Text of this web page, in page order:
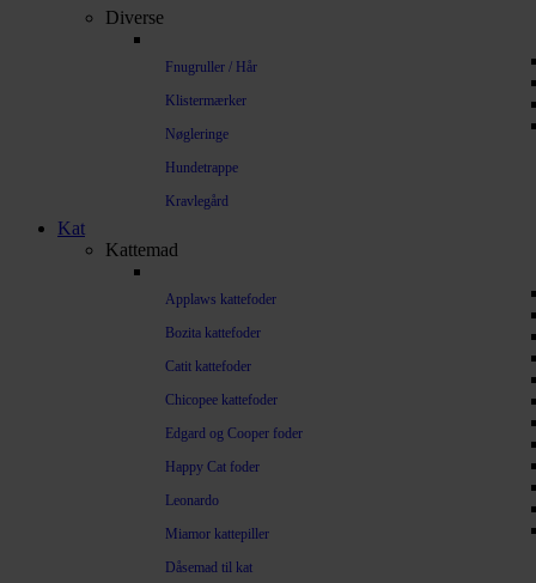
Diverse
Fnugruller / Hår
Klistermærker
Nøgleringe
Hundetrappe
Kravlegård
Kat
Kattemad
Applaws kattefoder
Bozita kattefoder
Catit kattefoder
Chicopee kattefoder
Edgard og Cooper foder
Happy Cat foder
Leonardo
Miamor kattepiller
Dåsemad til kat